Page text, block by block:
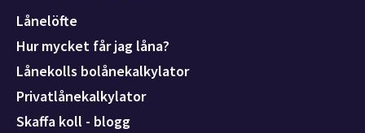
Lånelöfte
Hur mycket får jag låna?
Lånekolls bolånekalkylator
Privatlånekalkylator
Skaffa koll - blogg